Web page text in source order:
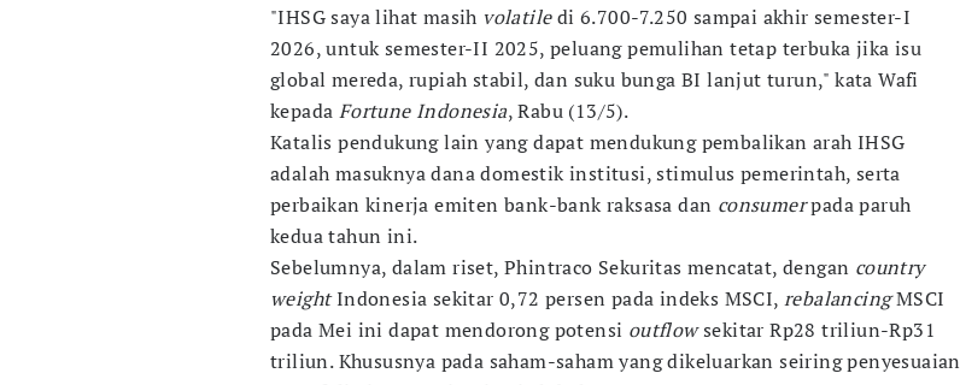
"IHSG saya lihat masih volatiledi 6.700-7.250 sampai akhir semester-I
2026, untuk semester-II 2025, peluang pemulihan tetap terbuka jika isu
global mereda, rupiah stabil, dan suku bunga BI lanjut turun," kata Wafi
kepada Fortune Indonesia, Rabu (13/5).
Katalis pendukung lain yang dapat mendukung pembalikan arah IHSG
adalah masuknya dana domestik institusi, stimulus pemerintah, serta
perbaikan kinerja emiten bank-bank raksasa dan consumerpada paruh
kedua tahun ini.
Sebelumnya, dalam riset, Phintraco Sekuritas mencatat, dengan country
weightIndonesia sekitar 0,72 persen pada indeks MSCI,rebalancingMSCI
pada Mei ini dapat mendorong potensi outflowsekitar Rp28 triliun-Rp31
triliun. Khususnya pada saham-saham yang dikeluarkan seiring penyesuaian